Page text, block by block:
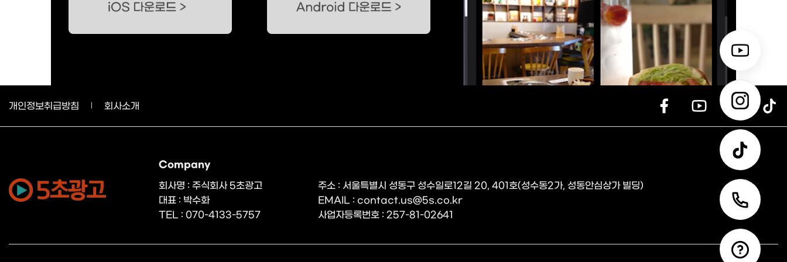
개인정보취급방침 회사소개
Company
회사명 : 주식회사 5초광고
주소 : 서울특별시 성동구 성수일로12길 20, 401호(성수동2가, 성동안심상가 빌딩)
대표 : 박수화
EMAIL : contact.us@5s.co.kr
TEL : 070-4133-5757
사업자등록번호 : 257-81-02641